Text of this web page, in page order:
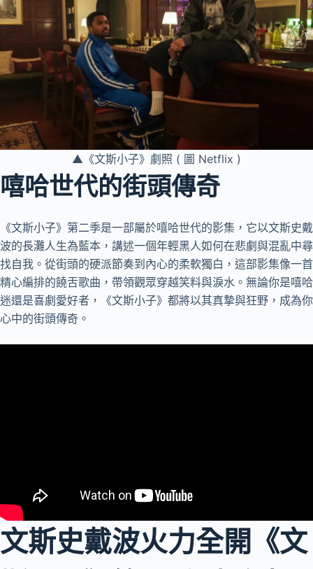
▲《文斯小子》劇照 ( 圖 Netflix )
嘻哈世代的街頭傳奇
《文斯小子》第二季是一部屬於嘻哈世代的影集，它以文斯史戴
波的長灘人生為藍本，講述一個年輕黑人如何在悲劇與混亂中尋
找自我。從街頭的硬派節奏到內心的柔軟獨白，這部影集像一首
精心編排的饒舌歌曲，帶領觀眾穿越笑料與淚水。無論你是嘻哈
迷還是喜劇愛好者，《文斯小子》都將以其真摯與狂野，成為你
心中的街頭傳奇。
文斯史戴波火力全開《文